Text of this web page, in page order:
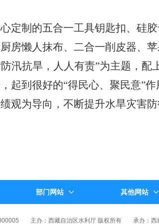
定制的五合一工具钥匙扣、硅
房懒人抹布、二合一削皮器、
汛抗旱，人人有责”为主题，配
起到很好的“得民心、聚民意”作
观为导向，不断提升水旱灾害
部门网站 其他网站
主办：西藏自治区水利厅 版权所有 承办：西